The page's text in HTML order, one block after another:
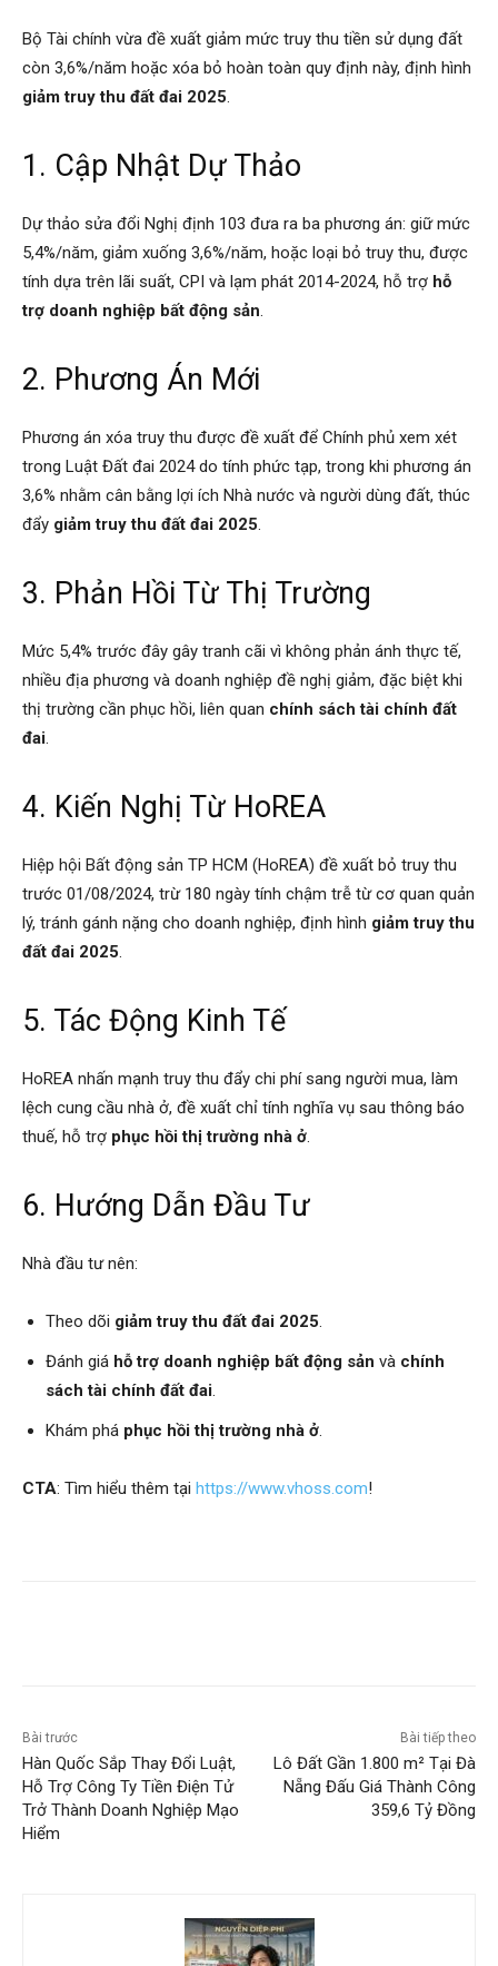
Bộ Tài chính vừa đề xuất giảm mức truy thu tiền sử dụng đất
còn 3,6%/năm hoặc xóa bỏ hoàn toàn quy định này, định hình
giảm truy thu đất đai 2025.
1. Cập Nhật Dự Thảo
Dự thảo sửa đổi Nghị định 103 đưa ra ba phương án: giữ mức
5,4%/năm, giảm xuống 3,6%/năm, hoặc loại bỏ truy thu, được
tính dựa trên lãi suất, CPI và lạm phát 2014-2024, hỗ trợ hỗ
trợ doanh nghiệp bất động sản.
2. Phương Án Mới
Phương án xóa truy thu được đề xuất để Chính phủ xem xét
trong Luật Đất đai 2024 do tính phức tạp, trong khi phương án
3,6% nhằm cân bằng lợi ích Nhà nước và người dùng đất, thúc
đẩy giảm truy thu đất đai 2025.
3. Phản Hồi Từ Thị Trường
Mức 5,4% trước đây gây tranh cãi vì không phản ánh thực tế,
nhiều địa phương và doanh nghiệp đề nghị giảm, đặc biệt khi
thị trường cần phục hồi, liên quan chính sách tài chính đất
đai.
4. Kiến Nghị Từ HoREA
Hiệp hội Bất động sản TP HCM (HoREA) đề xuất bỏ truy thu
trước 01/08/2024, trừ 180 ngày tính chậm trễ từ cơ quan quản
lý, tránh gánh nặng cho doanh nghiệp, định hình giảm truy thu
đất đai 2025.
5. Tác Động Kinh Tế
HoREA nhấn mạnh truy thu đẩy chi phí sang người mua, làm
lệch cung cầu nhà ở, đề xuất chỉ tính nghĩa vụ sau thông báo
thuế, hỗ trợ phục hồi thị trường nhà ở.
6. Hướng Dẫn Đầu Tư
Nhà đầu tư nên:
Theo dõi giảm truy thu đất đai 2025.
Đánh giá hỗ trợ doanh nghiệp bất động sản và chính
sách tài chính đất đai.
Khám phá phục hồi thị trường nhà ở.
CTA: Tìm hiểu thêm tại https://www.vhoss.com!
Bài trước
Hàn Quốc Sắp Thay Đổi Luật,
Hỗ Trợ Công Ty Tiền Điện Tử
Trở Thành Doanh Nghiệp Mạo
Hiểm
Bài tiếp theo
Lô Đất Gần 1.800 m² Tại Đà
Nẵng Đấu Giá Thành Công
359,6 Tỷ Đồng